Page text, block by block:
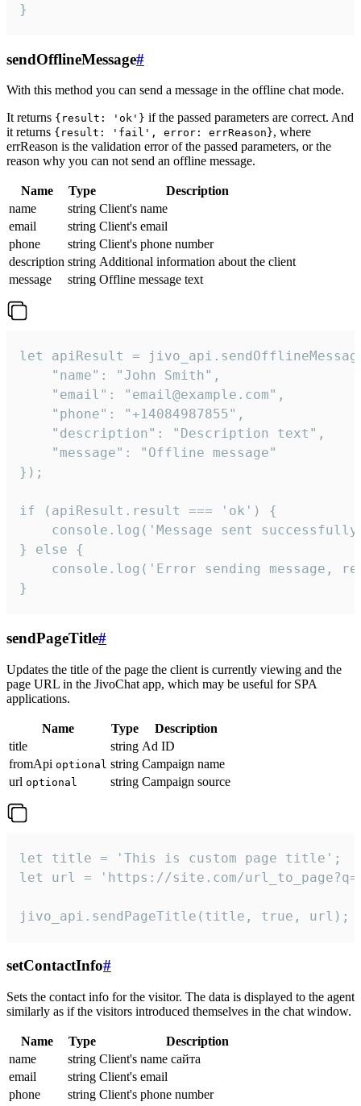
}
sendOfflineMessage#
With this method you can send a message in the offline chat mode.
It returns {result: 'ok'} if the passed parameters are correct. And
it returns {result: 'fail', error: errReason}, where
errReason is the validation error of the passed parameters, or the
reason why you can not send an offline message.
Name Type
Description
name
string Client's name
email
string Client's email
phone
string Client's phone number
description string Additional information about the client
message
string Offline message text
let apiResult =
    "name": "John Smith",
    "email": "email@example.com",
    "phone": "+14084987855",
    "description": "Description text",
    "message": "Offline message"
});
if (apiResult.result === 'ok') {
console.log('Message sent
} else {
console.log('Error sending message,
}
sendPageTitle#
Updates the title of the page the client is currently viewing and the
page URL in the JivoChat app, which may be useful for SPA
applications.
Name Type
Description
title
string Ad ID
fromApi optional string Campaign name
url optional string Campaign source
let title = 'This is custom page title';
let url = 'https://site.com/
jivo_api.sendPageTitle(title, true, url);
setContactInfo#
Sets the contact info for the visitor. The data is displayed to the agent
similarly as if the visitors introduced themselves in the chat window.
Name Type
Description
name
string Client's name сайта
email
string Client's email
phone
string Client's phone number